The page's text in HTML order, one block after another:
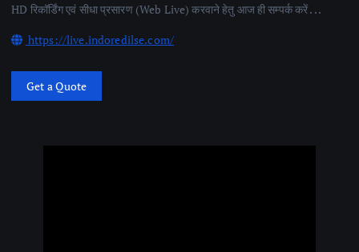
HD रिकॉर्डिंग एवं सीधा प्रसारण (Web Live) करवाने हेतु आज ही सम्पर्क करें . . .
https://live.indoredilse.com/
Get a Quote